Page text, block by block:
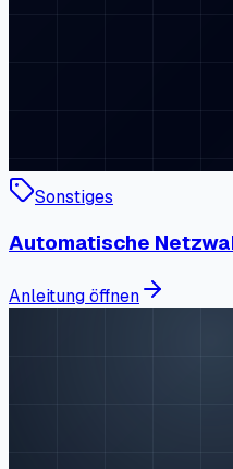
Sonstiges
Automatische
Anleitung öffnen